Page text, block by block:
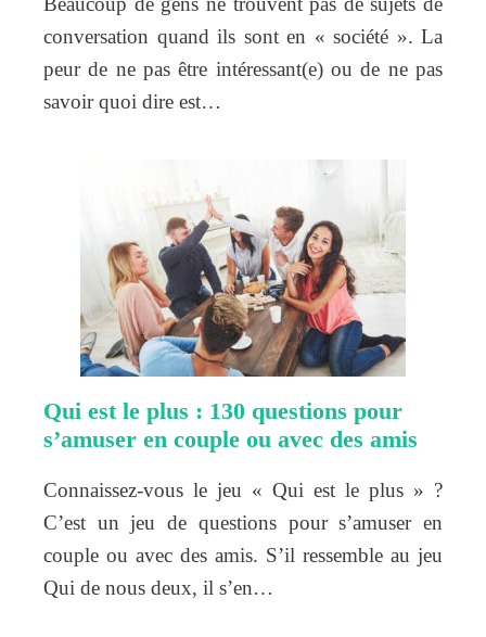
conversation quand ils sont en « société ». La
peur de ne pas être intéressant(e) ou de ne pas
savoir quoi dire est…
Qui est le plus : 130 questions pour
s’amuser en couple ou avec des amis
Connaissez-vous le jeu « Qui est le plus » ?
C’est un jeu de questions pour s’amuser en
couple ou avec des amis. S’il ressemble au jeu
Qui de nous deux, il s’en…